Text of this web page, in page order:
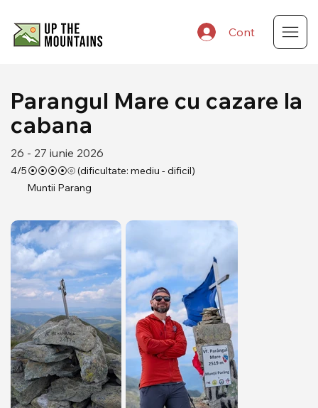
Cont
Parangul Mare cu cazare la
cabana
26 - 27 iunie 2026
4/5⦿⦿⦿⦿⦾ (dificultate: mediu - dificil)
Muntii Parang